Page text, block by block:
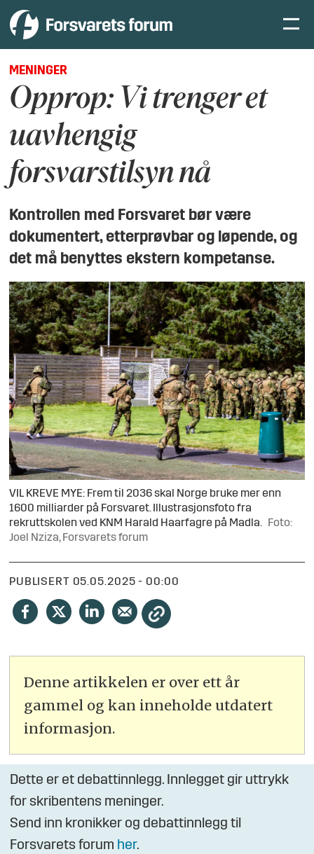
MENINGER
Opprop: Vi trenger et
uavhengig
forsvarstilsyn nå
Kontrollen med Forsvaret bør være
dokumentert, etterprøvbar og løpende, og
det må benyttes ekstern kompetanse.
VIL KREVE MYE: Frem til 2036 skal Norge bruke mer enn
1600 milliarder på Forsvaret. Illustrasjonsfoto fra
rekruttskolen ved KNM Harald Haarfagre på Madla.
Foto:
Joel Nziza, Forsvarets forum
PUBLISERT 05.05.2025 - 00:00
Denne artikkelen er over ett år
gammel og kan inneholde utdatert
informasjon.
Dette er et debattinnlegg. Innlegget gir uttrykk
for skribentens meninger.
Send inn kronikker og debattinnlegg til
Forsvarets forum her.